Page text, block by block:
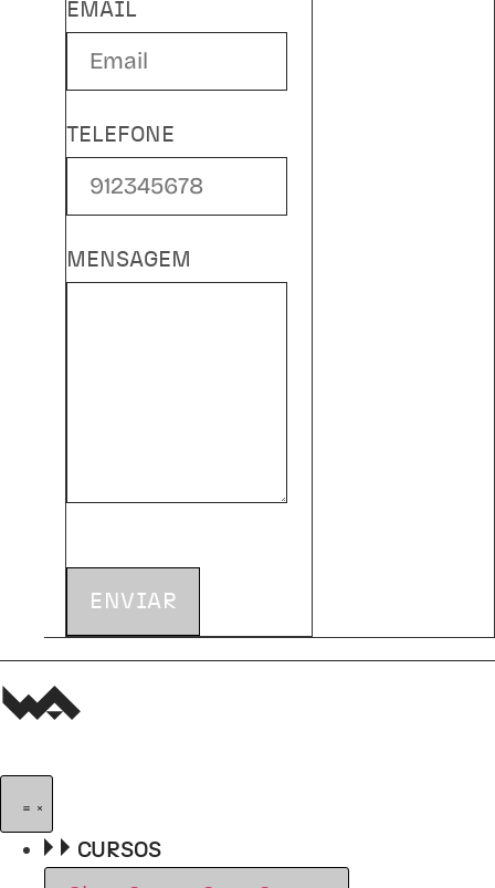
EMAIL
TELEFONE
MENSAGEM
ENVIAR
CURSOS